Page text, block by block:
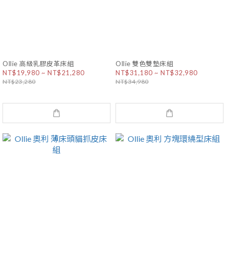
Ollie 高級乳膠皮革床組
NT$19,980 ~ NT$21,280
NT$23,280
Ollie 雙色雙墊床組
NT$31,180 ~ NT$32,980
NT$34,980